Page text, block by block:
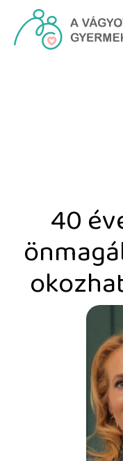
Ugrás a fő tartalomhoz
40